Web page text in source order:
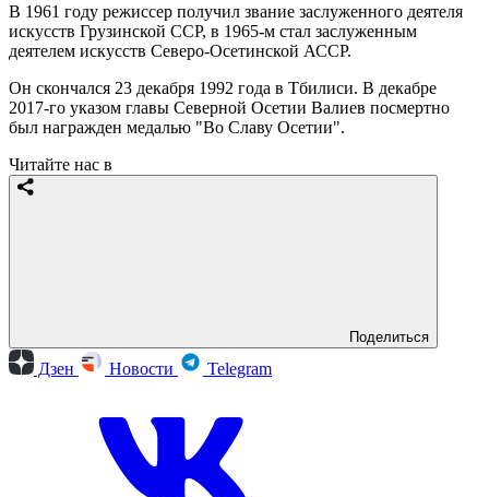
В 1961 году режиссер получил звание заслуженного деятеля
искусств Грузинской ССР, в 1965-м стал заслуженным
деятелем искусств Северо-Осетинской АССР.
Он скончался 23 декабря 1992 года в Тбилиси. В декабре
2017-го указом главы Северной Осетии Валиев посмертно
был награжден медалью "Во Славу Осетии".
Читайте нас в
Поделиться
Дзен Новости Telegram